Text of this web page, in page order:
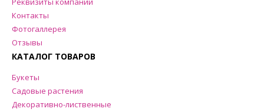
Контакты
Фотогаллерея
Отзывы
КАТАЛОГ ТОВАРОВ
Букеты
Садовые растения
Декоративно-лиственные